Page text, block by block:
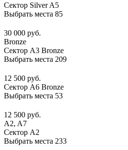
Сектор Silver A5
Выбрать места 85
30 000 руб.
Bronze
Сектор А3 Bronze
Выбрать места 209
12 500 руб.
Сектор А6 Bronze
Выбрать места 53
12 500 руб.
A2, A7
Сектор А2
Выбрать места 233